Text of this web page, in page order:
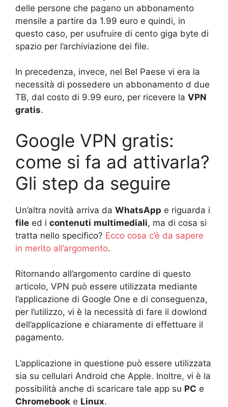
delle persone che pagano un abbonamento
mensile a partire da 1.99 euro e quindi, in
questo caso, per usufruire di cento giga byte di
spazio per l’archiviazione dei file.
In precedenza, invece, nel Bel Paese vi era la
necessità di possedere un abbonamento d due
TB, dal costo di 9.99 euro, per ricevere la VPN
gratis.
Google VPN gratis:
come si fa ad attivarla?
Gli step da seguire
Un’altra novità arriva da WhatsApp e riguarda i
file ed i contenuti multimediali, ma di cosa si
tratta nello specifico? Ecco cosa c’è da sapere
in merito all’argomento.
Ritornando all’argomento cardine di questo
articolo, VPN può essere utilizzata mediante
l’applicazione di Google One e di conseguenza,
per l’utilizzo, vi è la necessità di fare il dowlond
dell’applicazione e chiaramente di effettuare il
pagamento.
L’applicazione in questione può essere utilizzata
sia su cellulari Android che Apple. Inoltre, vi è la
possibilità anche di scaricare tale app su PC e
Chromebook e Linux.